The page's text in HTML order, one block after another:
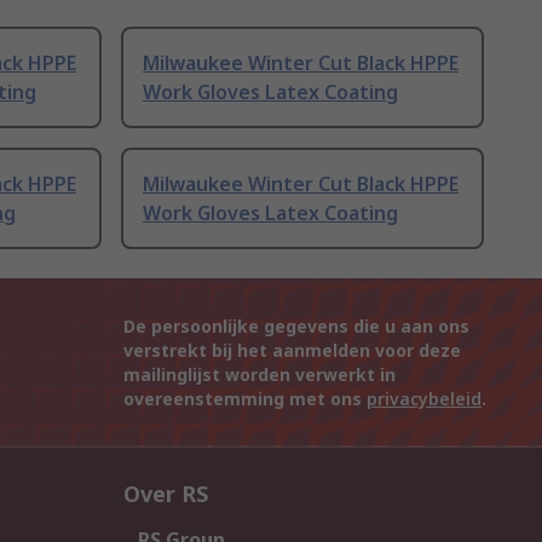
HPPE
Milwaukee Winter Cut Black HPPE
Work Gloves Latex Coating
HPPE
Milwaukee Winter Cut Black HPPE
Work Gloves Latex Coating
De persoonlijke gegevens die u aan ons
verstrekt bij het aanmelden voor deze
mailinglijst worden verwerkt in
overeenstemming met ons privacybeleid.
Over RS